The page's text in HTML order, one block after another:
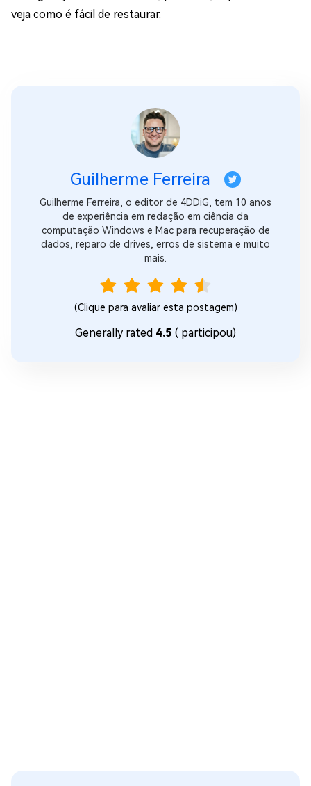
veja como é fácil de restaurar.
Guilherme Ferreira
Guilherme Ferreira, o editor de 4DDiG, tem 10 anos
de experiência em redação em ciência da
computação Windows e Mac para recuperação de
dados, reparo de drives, erros de sistema e muito
mais.
(Clique para avaliar esta postagem)
Generally rated 4.5 ( participou)